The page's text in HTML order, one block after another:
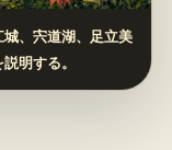
、宍道湖、足立美
明する。